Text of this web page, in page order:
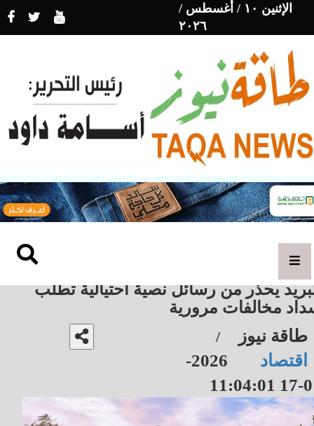
الإثنين ١٠ / أغسطس /
٢٠٢٦
يحذر من رسائل نصية احتيالية تطلب
مخالفات مرورية
طاقة نيوز /
اقتصاد
2026-
01-17